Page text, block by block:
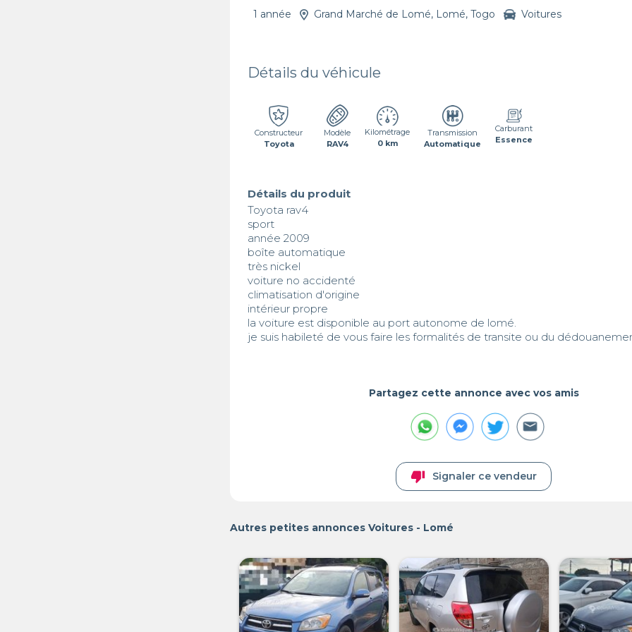
1 année Grand Marché de Lomé, Lomé, Togo Voitures
Détails du véhicule
Constructeur
Toyota
Modèle
RAV4
Kilométrage
0 km
Transmission
Automatique
Carburant
Essence
Détails du produit
Toyota rav4
sport
année 2009
boîte automatique
très nickel
voiture no accidenté
climatisation d'origine
intérieur propre
la voiture est disponible au port autonome de lomé.
je suis habileté de vous faire les formalités de transite ou du
Partagez cette annonce avec vos amis
thumb_down Signaler ce vendeur
Autres petites annonces Voitures - Lomé